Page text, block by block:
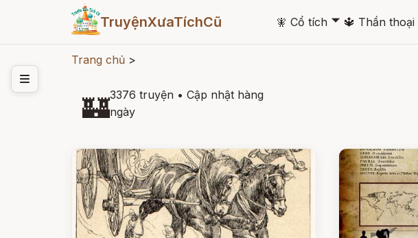
TruyệnXưaTíchCũ 🧚 Cổ tích 🞃 🔱 Thần thoại
Trang chủ >
🏰3376 truyện • Cập nhật hàng
ngày